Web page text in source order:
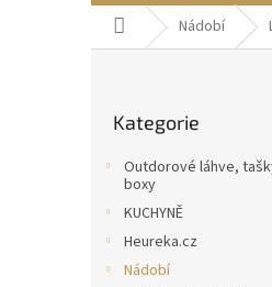
Domů Nádobí
kategorie
Kategorie
Outdorové láhve,
boxy
KUCHYNĚ
Heureka.cz
Nádobí